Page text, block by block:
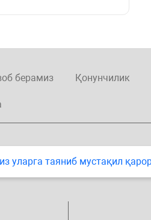
берамиз Қонунчилик
уларга таяниб мустақил